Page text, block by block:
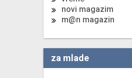
novi magazim
m@n magazin
za mlade